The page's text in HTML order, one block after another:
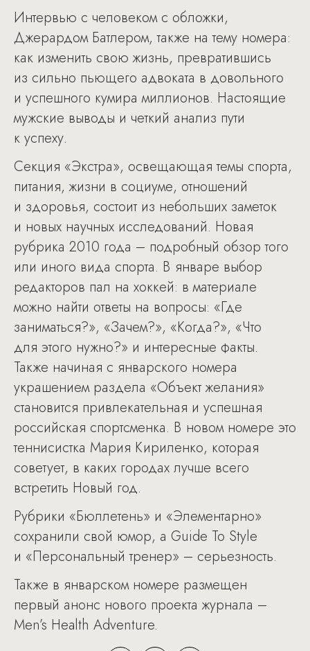
Интервью с человеком с обложки,
Джерардом Батлером, также на тему номера:
как изменить свою жизнь, превратившись
из сильно пьющего адвоката в довольного
и успешного кумира миллионов. Настоящие
мужские выводы и четкий анализ пути
к успеху.
Секция «Экстра», освещающая темы спорта,
питания, жизни в социуме, отношений
и здоровья, состоит из небольших заметок
и новых научных исследований. Новая
рубрика 2010 года – подробный обзор того
или иного вида спорта. В январе выбор
редакторов пал на хоккей: в материале
можно найти ответы на вопросы: «Где
заниматься?», «Зачем?», «Когда?», «Что
для этого нужно?» и интересные факты.
Также начиная с январского номера
украшением раздела «Объект желания»
становится привлекательная и успешная
российская спортсменка. В новом номере это
теннисистка Мария Кириленко, которая
советует, в каких городах лучше всего
встретить Новый год.
Рубрики «Бюллетень» и «Элементарно»
сохранили свой юмор, а Guide To Style
и «Персональный тренер» – серьезность.
Также в январском номере размещен
первый анонс нового проекта журнала –
Men’s Health Adventure.